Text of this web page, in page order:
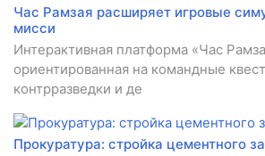
Час Рамзая расширяет игровые
мисси
Интерактивная платформа «Час
ориентированная на командные
контрразведки и де
Прокуратура: стройка цементного